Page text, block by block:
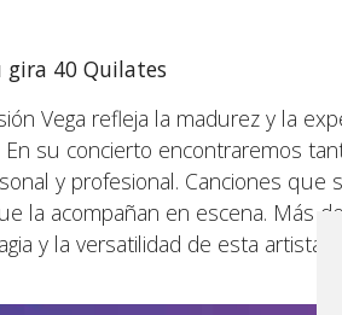
gira 40 Quilates
Vega refleja la madurez y la
su concierto encontraremos
y profesional. Canciones que
la acompañan en escena. Más
y la versatilidad de esta artista